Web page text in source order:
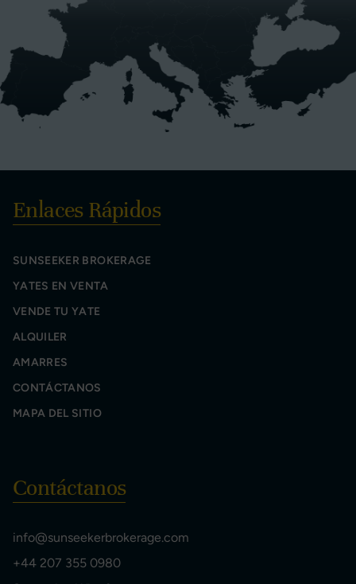
Enlaces Rápidos
SUNSEEKER BROKERAGE
YATES EN VENTA
VENDE TU YATE
ALQUILER
AMARRES
CONTÁCTANOS
MAPA DEL SITIO
Contáctanos
info@sunseekerbrokerage.com
+44 207 355 0980